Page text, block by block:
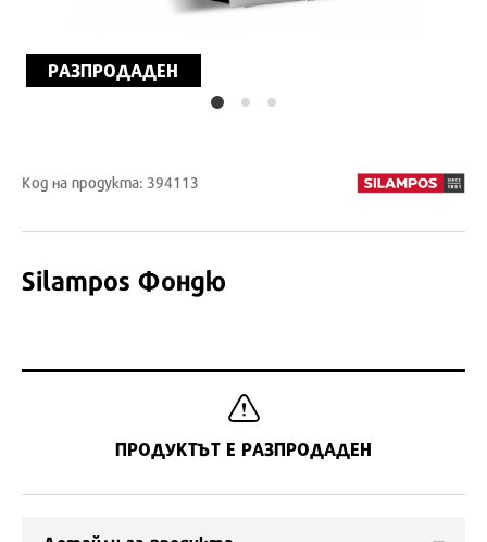
РАЗПРОДАДЕН
Код на продукта: 394113
Silampos Фондю
ПРОДУКТЪТ Е РАЗПРОДАДЕН